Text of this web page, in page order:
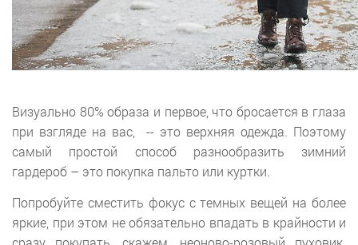
Визуально 80% образа и первое, что бросается в глаза
при взгляде на вас, -- это верхняя одежда. Поэтому
самый простой способ разнообразить зимний
гардероб – это покупка пальто или куртки.
Попробуйте сместить фокус с темных вещей на более
яркие, при этом не обязательно впадать в крайности и